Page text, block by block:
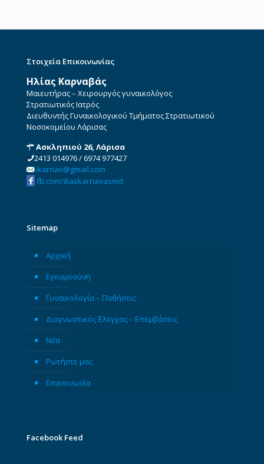
Στοιχεία Επικοινωνίας
Ηλίας Καρναβάς
Μαιευτήρας – Χειρουργός γυναικολόγος
Στρατιωτικός Ιατρός
Διευθυντής Γυναικολογικού Τμήματος Στρατιωτικού
Νοσοκομείου Λάρισας
Ασκληπιού 26, Λάρισα
2413 014976/6974 977427
ikarnav@gmail.com
fb.com/iliaskarnavasmd
Sitemap
Αρχική
Εγκυμοσύνη
Γυναικολογία – Παθήσεις
Διαγνωστικός Έλεγχος – Επεμβάσεις
Νέα
Ρωτήστε μας
Επικοινωνία
Facebook Feed